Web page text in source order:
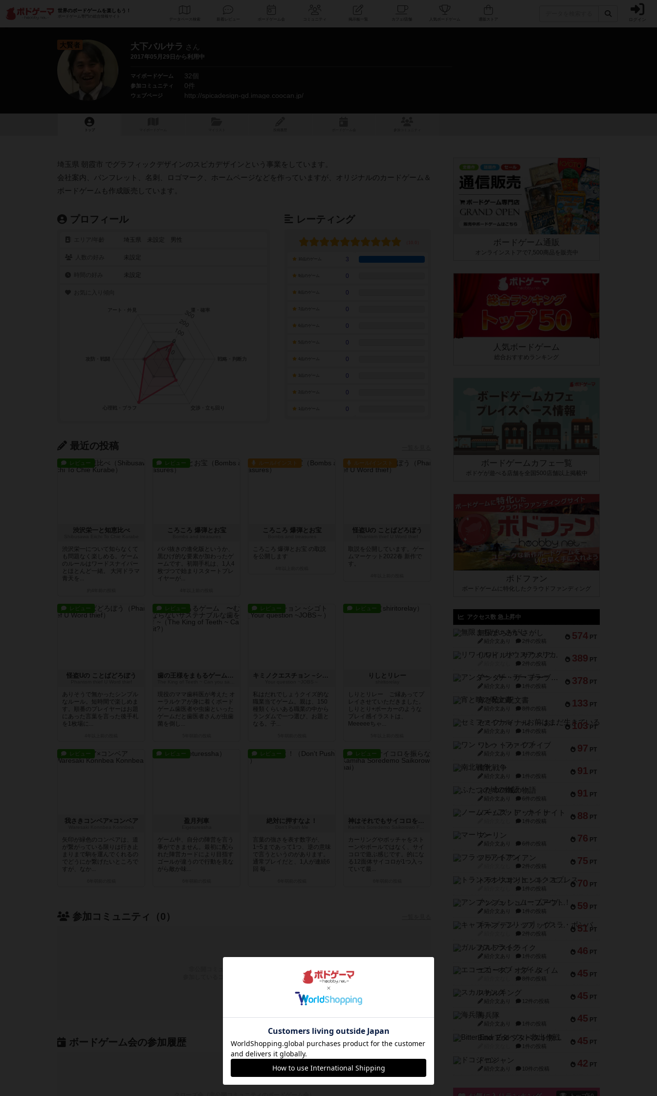
世界のボードゲームを楽しもう！
ボードゲーム専門の総合情報サイト
データベース コミュニティ 人気ボードゲーム ログイン
大賢者 大下バルサラ さん
2017年05月29日から利用中
マイボードゲーム 32個
参加コミュニティ 0件
ウェブページ http://spicadesign-gd.image.coocan.jp/
トップ
埼玉県 朝霞市 でグラフィックデザインのスピカデザインという事業をしています。
会社案内、パンフレット、名刺、ロゴマーク、ホームページなどを作っていますが、オリジナルのカードゲーム＆
ボードゲームも作成販売しています。
プロフィール
埼玉県 未設定 男性
未設定
未設定
レーティング
10点のゲーム 3
9点のゲーム 0
8点のゲーム 0
7点のゲーム 0
6点のゲーム 0
5点のゲーム 0
4点のゲーム 0
3点のゲーム 0
2点のゲーム 0
1点のゲーム 0
最近の投稿
レビュー
渋沢栄一と知恵比べ
渋沢栄一について知らなくて
も問題なく楽しめる。ゲーム
のルールはワードスナイパー
とほとんど一緒。 大河ドラマ
青天を...
レビュー
ころころ 爆弾とお宝
ババ抜きの進化版というか、
黒ひげ的な要素が加わったゲ
ームです。初期手札は、1人4
枚づつで始まりスタートプレ
イヤーが...
ルール/インスト
ころころ 爆弾とお宝
ころころ 爆弾とお宝 の取説
を公開します
ルール/インスト
怪盗Uの ことばどろぼう
取説を公開しています。ゲー
ムマーケット2022春 新作で
す。
レビュー
怪盗Uの ことばどろぼう
ありそうで無かったシンプル
なルール。短時間で楽しめま
す。順番のプレイヤーはお題
にあった言葉を言った後手札
を1枚場に...
レビュー
歯の王様をまもるゲーム 〜むし歯にならないサステナブルな歯をめざそう！~
現役のママ歯科医が考えた オ
ーラルケアが身に着くボード
ゲーム歯医者や虫歯といった
ゲームだと歯医者さんが虫歯
菌を倒し...
レビュー
キミノクエスチョン ~シゴト~
私はだれでしょうクイズ的な
職業当てゲーム。親は、150
種類くらいある職業の中から
ランダムで一つ選び、お題と
なる。子...
レビュー
りしとリレー
しりとリレー ご縁あってプ
レイさせていただきました。
しりとり+ポーカーのような
プレイ感イラストは、
Meeeeeちゃ...
レビュー
我さきコンベア×コンベア
矢印が緑色のコンベアは、道
が繋がっている限りは行き止
まりまで駒を運んでくれるの
でどうにか繋げたいところで
すが、なか...
レビュー
盈月列車
ゲーム中、自分の陣営を言う
事ができません。最初に配ら
れた陣営カードにより目指す
ゴールが違うので行動を見な
がら敵か味...
レビュー
絶対に押すなよ！
言葉の強さを表す数字が、
1~5まであって1つ、逆の意味
で言うというのがあります。
通常プレイだと、1人が連続6
回 毎...
レビュー
神はそれでもサイコロを振らない
カーリングやボッチャをスト
ーンやボールではなく、サイ
コロで遊ぶ感じです。的にな
る12面体サイコロが1つ入っ
ていて最...
参加コミュニティ（0）
参加しているコミュニティがないユーザーです
ボードゲーム会の参加履歴 一覧を見る
ボードゲーム通販
オンラインストアで7,500商品を販売中
人気ボードゲーム
総合おすすめランキング
ボードゲームカフェ一覧
ボドゲが遊べる店舗を全国500店舗以上掲載中
ボドファン
ボードゲームに特化したクラウドファンディング
アクセス数 急上昇中
574 PT
無限まちがいさがし
紹介文あり 2件の投稿
389 PT
リワイルド：サウスアメリカ
2件の投稿
378 PT
アンダー・ザ・テーブラー
紹介文あり 1件の投稿
133 PT
宵と暁の呪文書
紹介文あり 8件の投稿
103 PT
セミファイナル ～お前はまだ生きている～
紹介文あり 1件の投稿
97 PT
ワン・トゥ・ファイブ
紹介文あり 1件の投稿
91 PT
南北戦争
紹介文あり 1件の投稿
91 PT
ふたつの城の物語
紹介文あり 6件の投稿
88 PT
ノームズ・アット・ナイト
1件の投稿
76 PT
マーリン
紹介文あり 6件の投稿
75 PT
フラットアイアン
2件の投稿
70 PT
トランスオリエント・エクスプレス
1件の投稿
59 PT
アンブッシュ！：ムーブアウト！
紹介文あり 1件の投稿
51 PT
キャプテン・フリップ：イスラ・ボンバ
2件の投稿
46 PT
ガルフストライク
紹介文あり 1件の投稿
45 PT
エコーズ・オブ・タイム
8件の投稿
45 PT
スカルキング
紹介文あり 12件の投稿
45 PT
海兵隊
紹介文あり 1件の投稿
45 PT
Bitter End ブタペスト救出作戦
1件の投稿
42 PT
ドコジャン
紹介文あり 10件の投稿